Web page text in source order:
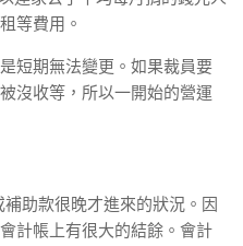
等費用。
短期無法變更。如果裁員要
沒收等，所以一開始的營運
助款很晚才進來的狀況。因
計帳上有很大的結餘。會計